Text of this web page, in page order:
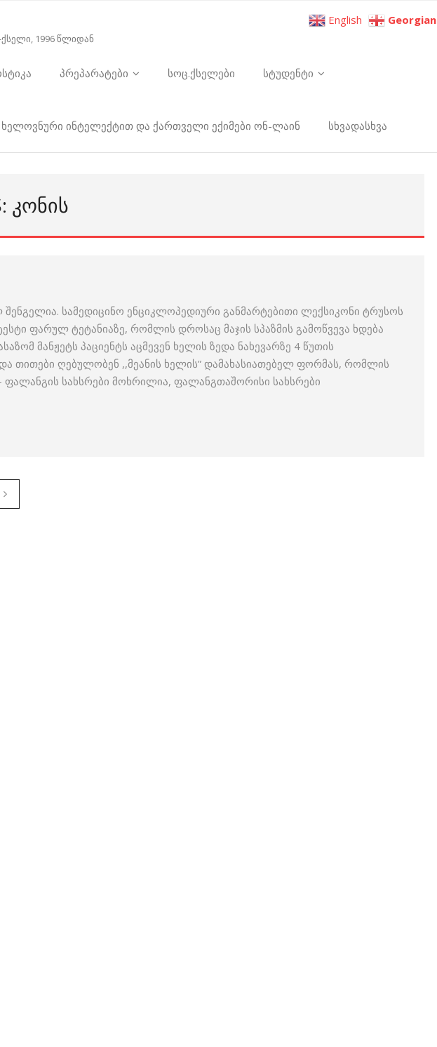
1996 წლიდან
პრეპარატები სოც.ქსელები სტუდენტი
ხელოვნური ინტელექტით და ქართველი ექიმები ონ-ლაინ სხვადასხვა
ᲙᲝᲜᲘᲡ
სამედიცინო ენციკლოპედიური განმარტებითი ლექსიკონი ტრუსოს
ფარულ ტეტანიაზე, რომლის დროსაც მაჯის სპაზმის გამოწვევა ხდება
მანჟეტს პაციენტს აცმევენ ხელის ზედა ნახევარზე 4 წუთის
თითები ღებულობენ ,,მეანის ხელის” დამახასიათებელ ფორმას, რომლის
ფალანგის სახსრები მოხრილია, ფალანგთაშორისი სახსრები
English Georgian